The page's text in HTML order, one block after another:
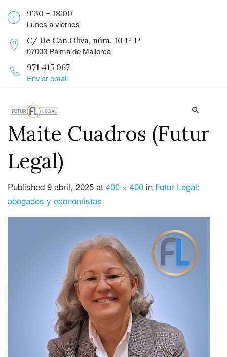
9:30 – 18:00
Lunes a viernes
C/ De Can Oliva, núm. 10 1º 1ª
07003 Palma de Mallorca
971 415 067
Enviar email
Maite Cuadros (Futur
Legal)
Published 9 abril, 2025 at 400 × 400 in Futur Legal:
abogados y economistas